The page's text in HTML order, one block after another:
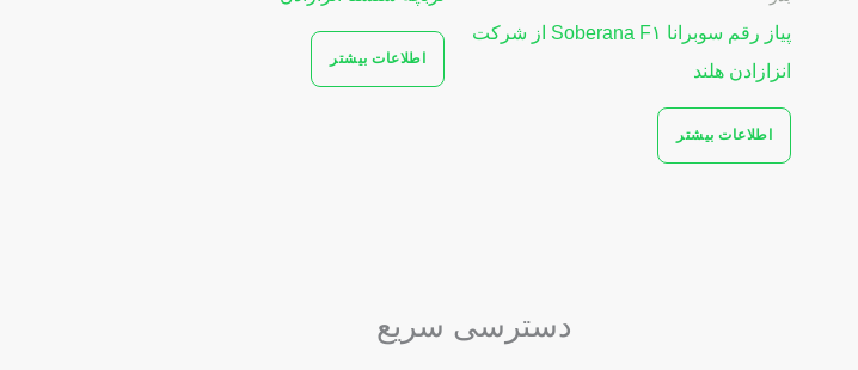
پیاز رقم سوبرانا Soberana F۱ از شرکت
انزازادن هلند
اطلاعات بیشتر
اطلاعات بیشتر
دسترسی سریع